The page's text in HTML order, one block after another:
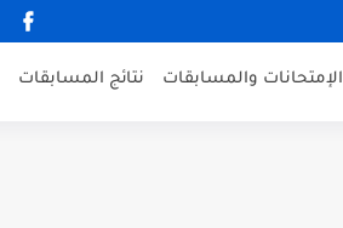
الإمتحانات والمسابقات نتائج المسابقات